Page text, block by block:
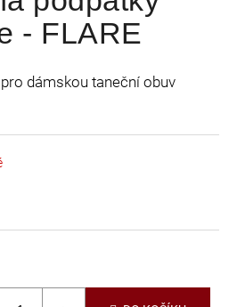
- FLARE
dámskou taneční obuv